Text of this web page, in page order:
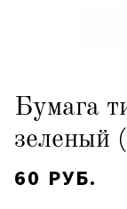
Бумага
зеленый
60 РУБ.